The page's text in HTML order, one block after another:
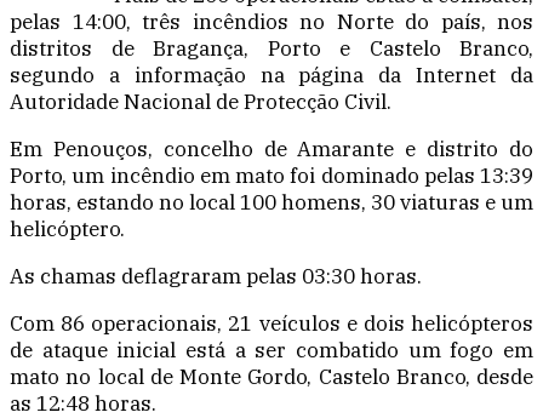
pelas 14:00, três incêndios no Norte do país, nos
distritos de Bragança, Porto e Castelo Branco,
segundo a informação na página da Internet da
Autoridade Nacional de Protecção Civil.
Em Penouços, concelho de Amarante e distrito do
Porto, um incêndio em mato foi dominado pelas 13:39
horas, estando no local 100 homens, 30 viaturas e um
helicóptero.
As chamas deflagraram pelas 03:30 horas.
Com 86 operacionais, 21 veículos e dois helicópteros
de ataque inicial está a ser combatido um fogo em
mato no local de Monte Gordo, Castelo Branco, desde
as 12:48 horas.